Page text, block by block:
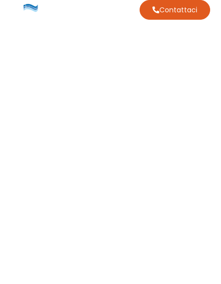
Contattaci